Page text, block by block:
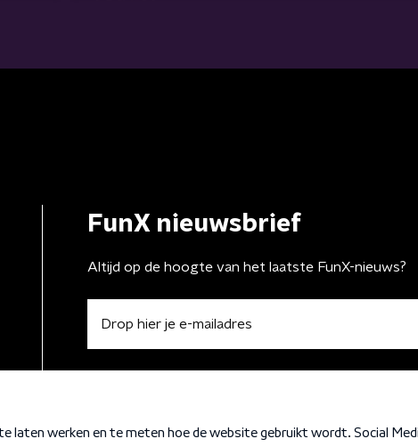
FunX nieuwsbrief
Altijd op de hoogte van het laatste FunX-nieuws?